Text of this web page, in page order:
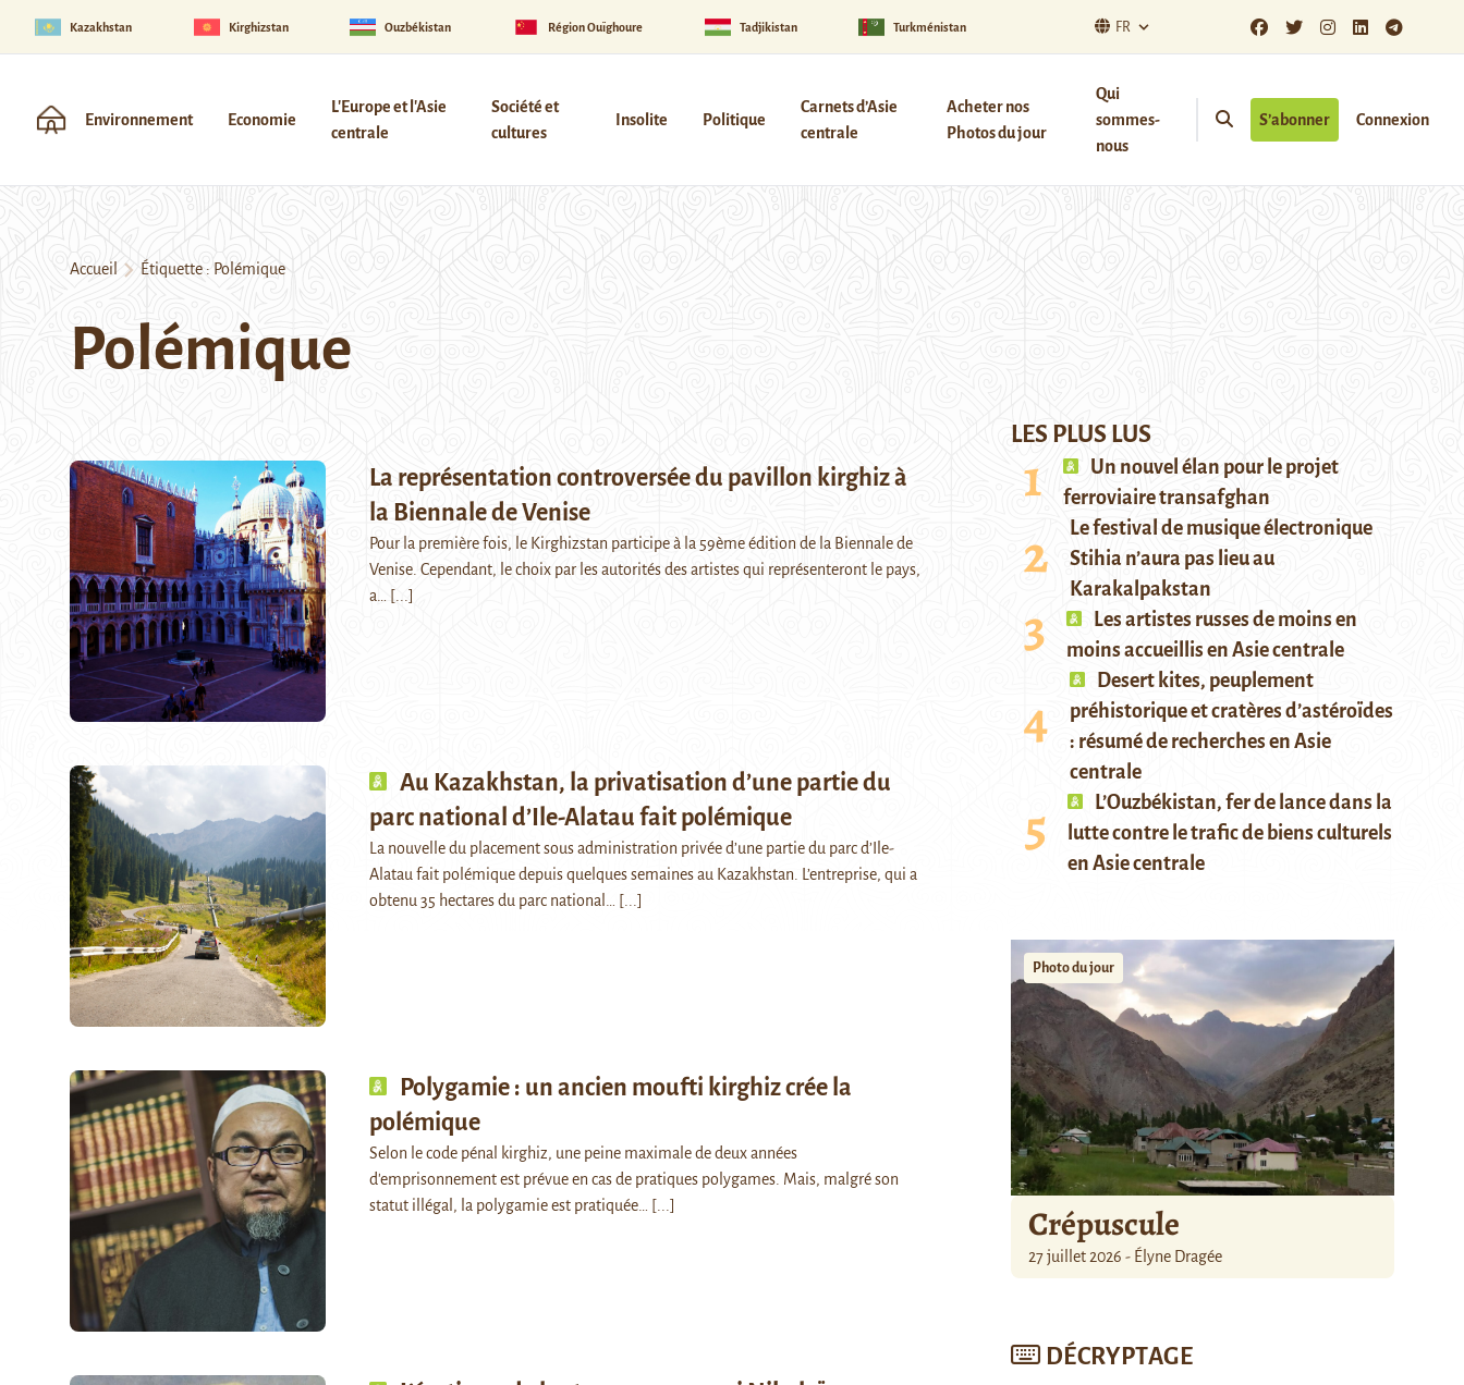
Kazakhstan Kirghizstan Ouzbékistan Région Ouïghoure Tadjikistan Turkménistan FR
Environnement Economie
L'Europe et l'Asie
centrale
Société et
cultures
Insolite Politique
Carnets d’Asie
centrale
Acheter nos
Photos du jour
Qui
sommes-
nous
S’abonner Connexion
Accueil Étiquette : Polémique
Polémique
La représentation controversée du pavillon kirghiz à
la Biennale de Venise
Pour la première fois, le Kirghizstan participe à la 59ème édition de la Biennale de
Venise. Cependant, le choix par les autorités des artistes qui représenteront le pays,
a…
[...]
Au Kazakhstan, la privatisation d’une partie du
parc national d’Ile-Alatau fait polémique
La nouvelle du placement sous administration privée d’une partie du parc d’Ile-
Alatau fait polémique depuis quelques semaines au Kazakhstan. L’entreprise, qui a
obtenu 35 hectares du parc national…
[...]
Polygamie : un ancien moufti kirghiz crée la
polémique
Selon le code pénal kirghiz, une peine maximale de deux années
d'emprisonnement est prévue en cas de pratiques polygames. Mais, malgré son
statut illégal, la polygamie est pratiquée…
[...]
LES PLUS LUS
Un nouvel élan pour le projet
ferroviaire transafghan
Le festival de musique électronique
Stihia n’aura pas lieu au
Karakalpakstan
Les artistes russes de moins en
moins accueillis en Asie centrale
Desert kites, peuplement
préhistorique et cratères d’astéroïdes
: résumé de recherches en Asie
centrale
L’Ouzbékistan, fer de lance dans la
lutte contre le trafic de biens culturels
en Asie centrale
Photo du jour
Crépuscule
27 juillet 2026 - Élyne Dragée
DÉCRYPTAGE